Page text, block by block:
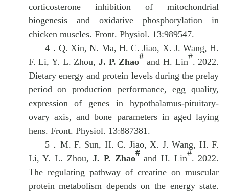
corticosterone inhibition of mitochondrial
biogenesis and oxidative phosphorylation in
chicken muscles. Front. Physiol. 13:989547.
4． Q. Xin, N. Ma, H. C. Jiao, X. J. Wang, H.
F. Li, Y. L. Zhou,J. P. Zhao
#
and H. Lin
#
. 2022.
Dietary energy and protein levels during the prelay
period on production performance, egg quality,
expression of genes in hypothalamus-pituitary-
ovary axis, and bone parameters in aged laying
hens. Front. Physiol. 13:887381.
5． M. F. Sun, H. C. Jiao, X. J. Wang, H. F.
Li, Y. L. Zhou,J. P. Zhao
#
and H. Lin
#
. 2022.
The regulating pathway of creatine on muscular
protein metabolism depends on the energy state.